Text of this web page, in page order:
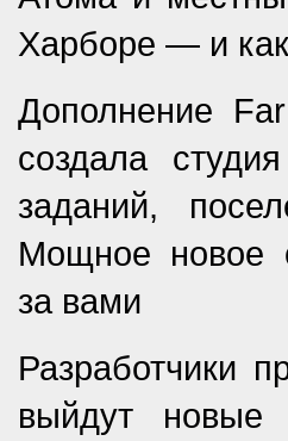
Харборе — и
Дополнение
создала
заданий,
Мощное новое
за вами
Разработчики
выйдут